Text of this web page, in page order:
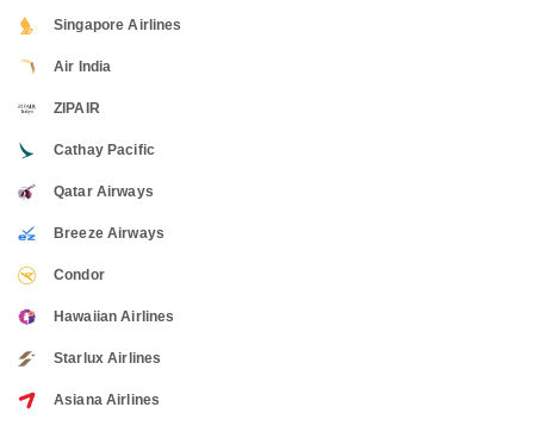
Singapore Airlines
Air India
ZIPAIR
Cathay Pacific
Qatar Airways
Breeze Airways
Condor
Hawaiian Airlines
Starlux Airlines
Asiana Airlines